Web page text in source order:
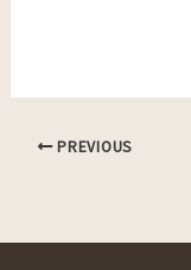
PREVIOUS